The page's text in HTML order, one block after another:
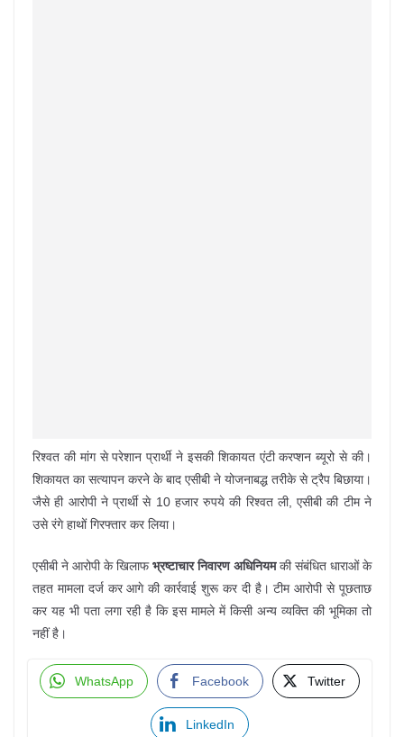
रिश्वत की मांग से परेशान प्रार्थी ने इसकी शिकायत एंटी करप्शन ब्यूरो से की।
शिकायत का सत्यापन करने के बाद एसीबी ने योजनाबद्ध तरीके से ट्रैप बिछाया।
जैसे ही आरोपी ने प्रार्थी से 10 हजार रुपये की रिश्वत ली, एसीबी की टीम ने
उसे रंगे हाथों गिरफ्तार कर लिया।
एसीबी ने आरोपी के खिलाफभ्रष्टाचार निवारण अधिनियमकी संबंधित धाराओं के
तहत मामला दर्ज कर आगे की कार्रवाई शुरू कर दी है। टीम आरोपी से पूछताछ
कर यह भी पता लगा रही है कि इस मामले में किसी अन्य व्यक्ति की भूमिका तो
नहीं है।
WhatsApp Facebook Twitter
LinkedIn